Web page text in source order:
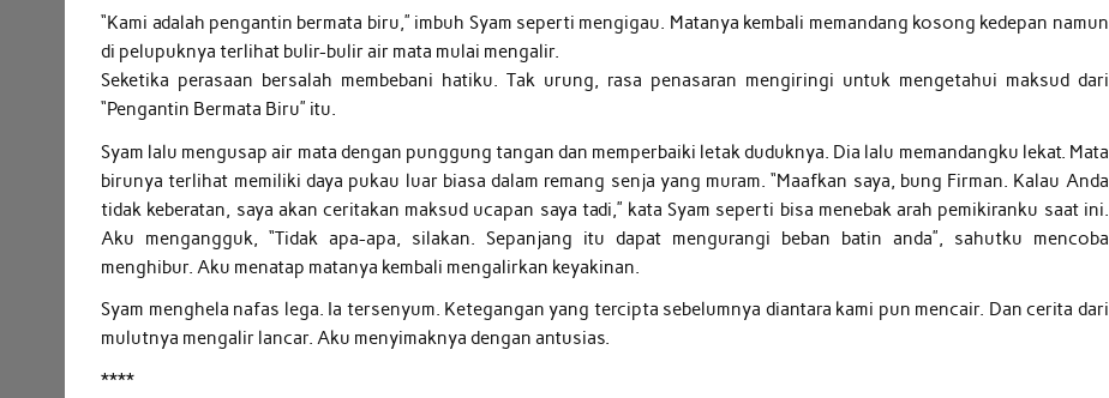
“Kami adalah pengantin bermata biru,” imbuh Syam seperti mengigau. Matanya kembali memandang kosong kedepan namun
di pelupuknya terlihat bulir-bulir air mata mulai mengalir.
Seketika perasaan bersalah membebani hatiku. Tak urung, rasa penasaran mengiringi untuk mengetahui maksud dari
“Pengantin Bermata Biru” itu.
Syam lalu mengusap air mata dengan punggung tangan dan memperbaiki letak duduknya. Dia lalu memandangku lekat. Mata
birunya terlihat memiliki daya pukau luar biasa dalam remang senja yang muram. “Maafkan saya, bung Firman. Kalau Anda
tidak keberatan, saya akan ceritakan maksud ucapan saya tadi,” kata Syam seperti bisa menebak arah pemikiranku saat ini.
Aku mengangguk, “Tidak apa-apa, silakan. Sepanjang itu dapat mengurangi beban batin anda”, sahutku mencoba
menghibur. Aku menatap matanya kembali mengalirkan keyakinan.
Syam menghela nafas lega. Ia tersenyum. Ketegangan yang tercipta sebelumnya diantara kami pun mencair. Dan cerita dari
mulutnya mengalir lancar. Aku menyimaknya dengan antusias.
****